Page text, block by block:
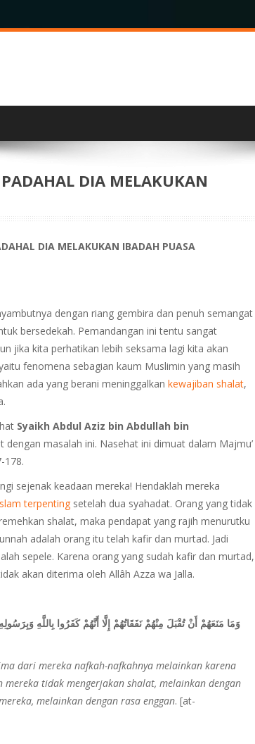
DIA MELAKUKAN
DIA MELAKUKAN IBADAH PUASA
dengan riang gembira dan penuh semangat
bersedekah. Pemandangan ini tentu sangat
jika kita perhatikan lebih seksama lagi kita akan
fenomena sebagian kaum Muslimin yang masih
ada yang berani meninggalkan kewajiban shalat,
Syaikh Abdul Aziz bin Abdullah bin
dengan masalah ini. Nasehat ini dimuat dalam Majmu’
178.
sejenak keadaan mereka! Hendaklah mereka
terpentingsetelah dua syahadat. Orang yang tidak
shalat, maka pendapat yang rajih menurutku
adalah orang itu telah kafir dan murtad. Jadi
sepele. Karena orang yang sudah kafir dan murtad,
akan diterima oleh Allâh Azza wa Jalla.
وَمَا مَنَعَهُمْ أَنْ تُقْبَلَ مِنْهُمْ نَفَقَاتُهُمْ إِلَّا أَنَّهُمْ كَفَرُوا بِاللَّهِ
dari mereka nafkah-nafkahnya melainkan karena
tidak mengerjakan shalat, melainkan dengan
melainkan dengan rasa enggan. [at-